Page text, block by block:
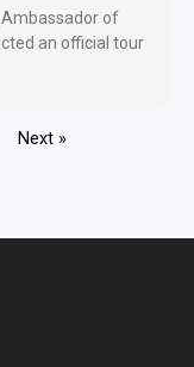
Ambassador of
an official tour
Next »